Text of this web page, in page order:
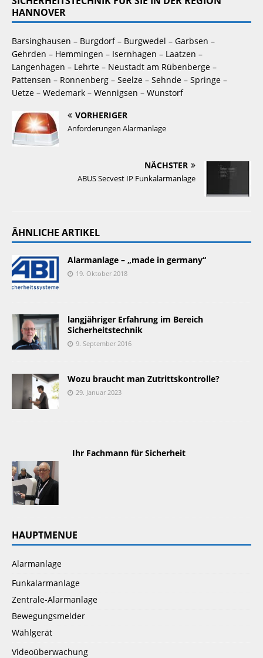
HANNOVER
Barsinghausen – Burgdorf – Burgwedel – Garbsen –
Gehrden – Hemmingen – Isernhagen – Laatzen –
Langenhagen – Lehrte – Neustadt am Rübenberge –
Pattensen – Ronnenberg – Seelze – Sehnde – Springe –
Uetze – Wedemark – Wennigsen – Wunstorf
VORHERIGER
Anforderungen Alarmanlage
NÄCHSTER
ABUS Secvest IP Funkalarmanlage
ÄHNLICHE ARTIKEL
Alarmanlage – „made in germany“
19. Oktober 2018
langjähriger Erfahrung im Bereich
Sicherheitstechnik
9. September 2016
Wozu braucht man Zutrittskontrolle?
29. Januar 2023
Ihr Fachmann für Sicherheit
HAUPTMENUE
Alarmanlage
Funkalarmanlage
Zentrale-Alarmanlage
Bewegungsmelder
Wählgerät
Videoüberwachung